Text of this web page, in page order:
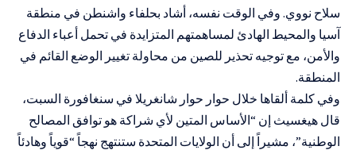
سلاح نووي. وفي الوقت نفسه، أشاد بحلفاء واشنطن في منطقة
آسيا والمحيط الهادئ لمساهمتهم المتزايدة في تحمل أعباء الدفاع
والأمن، مع توجيه تحذير للصين من محاولة تغيير الوضع القائم في
المنطقة.
وفي كلمة ألقاها خلال حوار حوار شانغريلا في سنغافورة السبت،
قال هيغسيث إن “الأساس المتين لأي شراكة هو توافق المصالح
الوطنية”، مشيراً إلى أن الولايات المتحدة ستنتهج نهجاً “قوياً وهادئاً